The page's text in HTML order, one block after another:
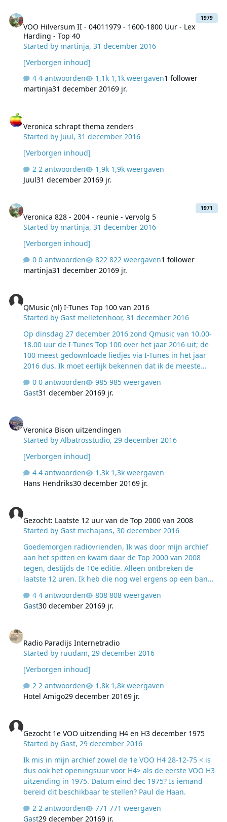
berichtgeving en details. We wensen iedereen een
prachtig, gezond en gelukkig 2017 toe! Wij hebben er
zin in! HAPPY 201747! De locatie is inmiddels gereed <
"scheepje, mastje erop, zendertje erop en draai…
VOO Hilversum II - 04011979 - 1600-1800 Uur - Lex
Harding - Top 40
Started by martinja,31 december 2016
1979
[Verborgen inhoud]
4 antwoorden
1,1k weergaven1 follower
martinja31 december 20169 jr.
Veronica schrapt thema zenders
Started by Juul,31 december 2016
[Verborgen inhoud]
2 antwoorden
1,9k weergaven
Juul31 december 20169 jr.
Veronica 828 - 2004 - reunie - vervolg 5
Started by martinja,31 december 2016
1971
[Verborgen inhoud]
0 antwoorden
822 weergaven1 follower
martinja31 december 20169 jr.
QMusic (nl) I-Tunes Top 100 van 2016
Started by Gast melletenhoor,31 december 2016
Op dinsdag 27 december 2016 zond Qmusic van 10.00-
18.00 uur de I-Tunes Top 100 over het jaar 2016 uit; de
100 meest gedownloade liedjes via I-Tunes in het jaar
2016 dus. Ik moet eerlijk bekennen dat ik de meeste
die platen zou ikzelf nooit thuis draaien. De nummer 1
van Justin Timberlake is echter wel een lekkere plaat,
http://www103.zippyshare.com/v/xWX0Cwm7/file.html
11-12
http://www103.zippyshare.com/v/uffLgp4a/file.html 12-
13 http://www103.zippyshare.com/v/xHNA5YJL/file.html
13-14 http://www103.zippyshare.com/v/ma6rpuxC/fil…
0 antwoorden
985 weergaven
Gast31 december 20169 jr.
Veronica Bison uitzendingen
Started byAlbatrosstudio,29 december 2016
[Verborgen inhoud]
4 antwoorden
1,3k weergaven
Hans Hendriks30 december 20169 jr.
Gezocht: Laatste 12 uur van de Top 2000 van 2008
Started by Gast michajans,30 december 2016
Goedemorgen radiovrienden, Ik was door mijn archief
aan het spitten en kwam daar de Top 2000 van 2008
tegen, destijds de 10e editie. Alleen ontbreken de
laatste 12 uren. Ik heb die nog wel ergens op een band
speld in een hooiberg. Heeft iemand van jullie die
laatste 12 uren van 2008 toevallig nog liggen en zou
4 antwoorden
808 weergaven
Gast30 december 20169 jr.
Radio Paradijs Internetradio
Started by ruudam,29 december 2016
[Verborgen inhoud]
2 antwoorden
1,8k weergaven
Hotel Amigo29 december 20169 jr.
Gezocht 1e VOO uitzending H4 en H3 december 1975
Started by Gast,29 december 2016
Ik mis in mijn archief zowel de 1e VOO H4 28-12-75 < is
dus ook het openingsuur voor H4> als de eerste VOO H3
uitzending in 1975. Datum eind dec 1975? Is iemand
bereid dit beschikbaar te stellen? Paul de Haan.
2 antwoorden
771 weergaven
Gast29 december 20169 jr.